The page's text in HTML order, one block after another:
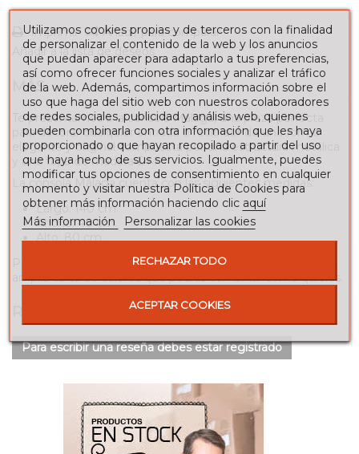
Imprimir
Añadir para comparar
Añadir a la lista de deseos
MÁS
Te presentamos a la consola Málaga, una pieza perfecta
para decorar cualquier entrada o recibidor de una forma
elegante y original compuesta por una estructura metálica
y una tapa de madera DM.
La consola Málaga cuenta con las siguientes medidas:
Largo: 140 cm.
Ancho: 40 cm.
Alto: 80 cm.
Personaliza este modelo a tu gusto escogiendo entre una
amplia carta de colores que podrás combinar cómo quieras.
Para escribir una reseña debes estar registrado
Utilizamos cookies propias y de terceros con la finalidad
de personalizar el contenido de la web y los anuncios
que puedan aparecer para adaptarlo a tus preferencias,
así como ofrecer funciones sociales y analizar el tráfico
de la web. Además, compartimos información sobre el
uso que haga del sitio web con nuestros colaboradores
de redes sociales, publicidad y análisis web, quienes
pueden combinarla con otra información que les haya
proporcionado o que hayan recopilado a partir del uso
que haya hecho de sus servicios. Igualmente, puedes
modificar tus opciones de consentimiento en cualquier
momento y visitar nuestra Política de Cookies para
obtener más información haciendo clic aquí
Más información
Personalizar las cookies
RECHAZAR TODO
ACEPTAR COOKIES